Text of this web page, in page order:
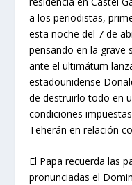
a los periodistas,
esta noche del 7 de
pensando en la grave
ante el ultimátum
estadounidense
de destruirlo todo en
condiciones
Teherán en relación
El Papa recuerda las
pronunciadas el